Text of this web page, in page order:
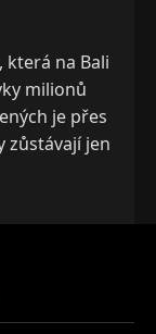
která na Bali
milionů
je přes
zůstávají jen